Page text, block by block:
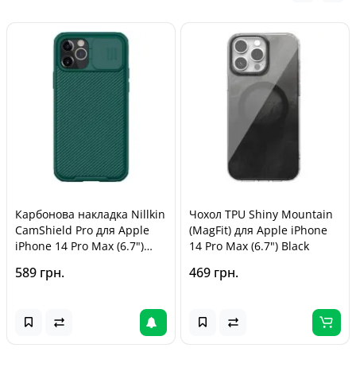
Карбонова накладка Nillkin
CamShield Pro для Apple
iPhone 14 Pro Max (6.7")
589 грн.
Чохол TPU Shiny Mountain
(MagFit) для Apple iPhone
14 Pro Max (6.7") Black
469 грн.